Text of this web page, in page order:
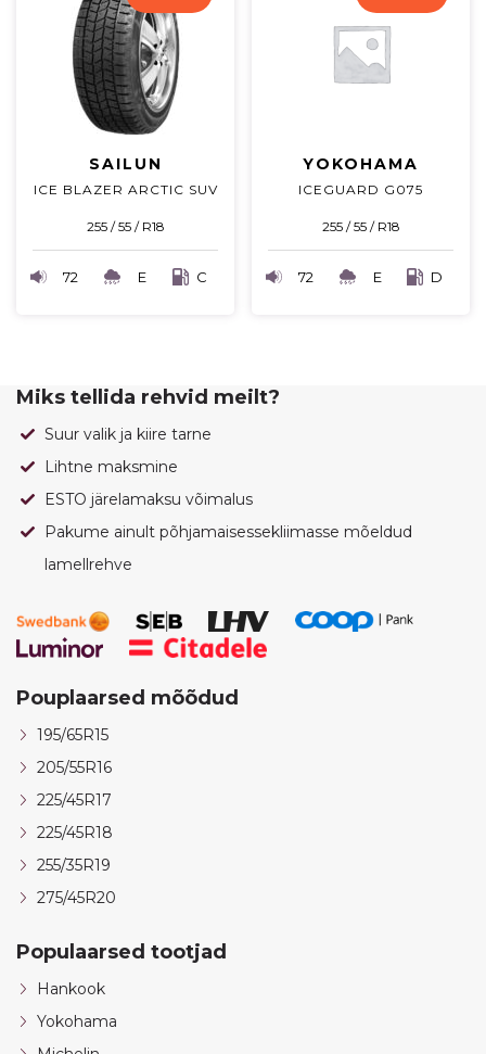
SAILUN
ICE BLAZER ARCTIC SUV
255 / 55 / R18
72 E C
YOKOHAMA
ICEGUARD G075
255 / 55 / R18
72 E D
Miks tellida rehvid meilt?
Suur valik ja kiire tarne
Lihtne maksmine
ESTO järelamaksu võimalus
Pakume ainult põhjamaisessekliimasse mõeldud
lamellrehve
Pouplaarsed mõõdud
195/65R15
205/55R16
225/45R17
225/45R18
255/35R19
275/45R20
Populaarsed tootjad
Hankook
Yokohama